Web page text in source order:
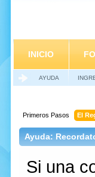
INICIO
AYUDA
Primeros Pasos El
Ayuda:
Si una